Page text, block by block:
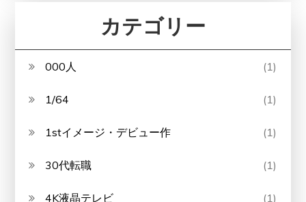
カテゴリー
000人 (1)
1/64 (1)
1stイメージ・デビュー作 (1)
30代転職 (1)
4K液晶テレビ (1)